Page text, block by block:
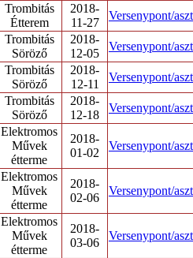
Trombitás
Étterem
2018-
11-27
Versenypont/
Trombitás
Söröző
2018-
12-05
Versenypont/
Trombitás
Söröző
2018-
12-11
Versenypont/
Trombitás
Söröző
2018-
12-18
Versenypont/
Elektromos
Művek
étterme
2018-
01-02
Versenypont/
Elektromos
Művek
étterme
2018-
02-06
Versenypont/
Elektromos
Művek
étterme
2018-
03-06
Versenypont/